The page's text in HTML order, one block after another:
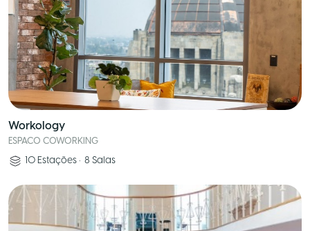
Workology
ESPACO COWORKING
10 Estações • 8 Salas